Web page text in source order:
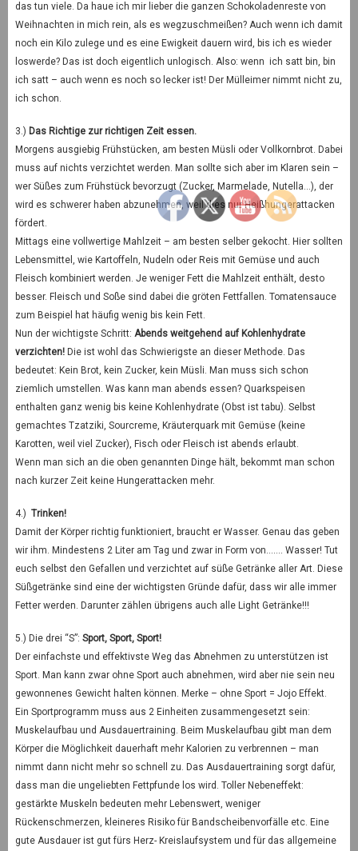
das tun viele. Da haue ich mir lieber die ganzen Schokoladenreste von
Weihnachten in mich rein, als es wegzuschmeißen? Auch wenn ich damit
noch ein Kilo zulege und es eine Ewigkeit dauern wird, bis ich es wieder
loswerde? Das ist doch eigentlich unlogisch. Also: wenn ich satt bin, bin
ich satt – auch wenn es noch so lecker ist! Der Mülleimer nimmt nicht zu,
ich schon.
3.) Das Richtige zur richtigen Zeit essen.
Morgens ausgiebig Frühstücken, am besten Müsli oder Vollkornbrot. Dabei
muss auf nichts verzichtet werden. Man sollte sich aber im Klaren sein –
wer Süßes zum Frühstück bevorzugt (Zucker, Marmelade, Nutella…), der
wird es schwerer haben abzunehmen, weil dies nur Heißhungerattacken
fördert.
Mittags eine vollwertige Mahlzeit – am besten selber gekocht. Hier sollten
Lebensmittel, wie Kartoffeln, Nudeln oder Reis mit Gemüse und auch
Fleisch kombiniert werden. Je weniger Fett die Mahlzeit enthält, desto
besser. Fleisch und Soße sind dabei die gröten Fettfallen. Tomatensauce
zum Beispiel hat häufig wenig bis kein Fett.
Nun der wichtigste Schritt: Abends weitgehend auf Kohlenhydrate
verzichten!Die ist wohl das Schwierigste an dieser Methode. Das
bedeutet: Kein Brot, kein Zucker, kein Müsli. Man muss sich schon
ziemlich umstellen. Was kann man abends essen? Quarkspeisen
enthalten ganz wenig bis keine Kohlenhydrate (Obst ist tabu). Selbst
gemachtes Tzatziki, Sourcreme, Kräuterquark mit Gemüse (keine
Karotten, weil viel Zucker), Fisch oder Fleisch ist abends erlaubt.
Wenn man sich an die oben genannten Dinge hält, bekommt man schon
nach kurzer Zeit keine Hungerattacken mehr.
4.) Trinken!
Damit der Körper richtig funktioniert, braucht er Wasser. Genau das geben
wir ihm. Mindestens 2 Liter am Tag und zwar in Form von……. Wasser! Tut
euch selbst den Gefallen und verzichtet auf süße Getränke aller Art. Diese
Süßgetränke sind eine der wichtigsten Gründe dafür, dass wir alle immer
Fetter werden. Darunter zählen übrigens auch alle Light Getränke!!!
5.) Die drei “S”: Sport, Sport, Sport!
Der einfachste und effektivste Weg das Abnehmen zu unterstützen ist
Sport. Man kann zwar ohne Sport auch abnehmen, wird aber nie sein neu
gewonnenes Gewicht halten können. Merke – ohne Sport = Jojo Effekt.
Ein Sportprogramm muss aus 2 Einheiten zusammengesetzt sein:
Muskelaufbau und Ausdauertraining. Beim Muskelaufbau gibt man dem
Körper die Möglichkeit dauerhaft mehr Kalorien zu verbrennen – man
nimmt dann nicht mehr so schnell zu. Das Ausdauertraining sorgt dafür,
dass man die ungeliebten Fettpfunde los wird. Toller Nebeneffekt:
gestärkte Muskeln bedeuten mehr Lebenswert, weniger
Rückenschmerzen, kleineres Risiko für Bandscheibenvorfälle etc. Eine
gute Ausdauer ist gut fürs Herz- Kreislaufsystem und für das allgemeine